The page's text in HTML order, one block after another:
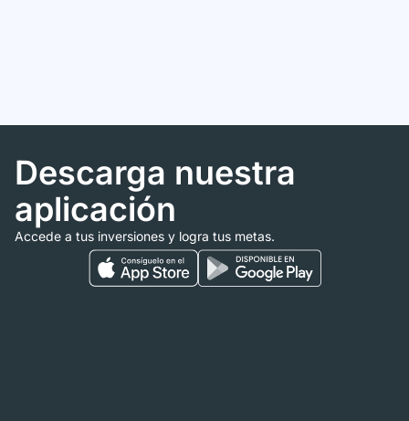
Descarga nuestra
aplicación
Accede a tus inversiones y logra tus metas.